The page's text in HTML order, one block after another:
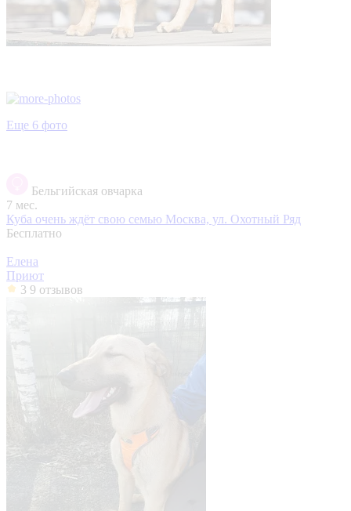
Еще 6 фото
Бельгийская овчарка
7 мес.
Куба очень ждёт свою семью Москва, ул. Охотный Ряд
Бесплатно
Елена
Приют
3 9 отзывов